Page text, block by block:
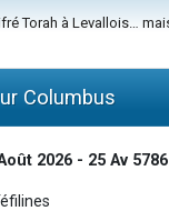
Torah à Levallois…
Columbus
2026 - 25 Av 5786